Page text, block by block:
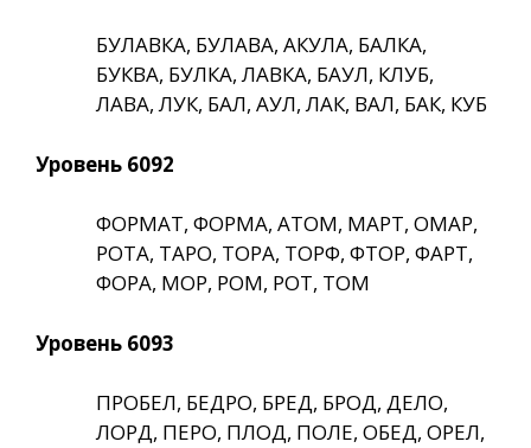
БУЛАВКА, БУЛАВА, АКУЛА, БАЛКА,
БУКВА, БУЛКА, ЛАВКА, БАУЛ, КЛУБ,
ЛАВА, ЛУК, БАЛ, АУЛ, ЛАК, ВАЛ, БАК, КУБ
Уровень 6092
ФОРМАТ, ФОРМА, АТОМ, МАРТ, ОМАР,
РОТА, ТАРО, ТОРА, ТОРФ, ФТОР, ФАРТ,
ФОРА, МОР, РОМ, РОТ, ТОМ
Уровень 6093
ПРОБЕЛ, БЕДРО, БРЕД, БРОД, ДЕЛО,
ЛОРД, ПЕРО, ПЛОД, ПОЛЕ, ОБЕД, ОРЕЛ,